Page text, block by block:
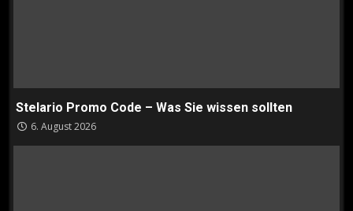
Stelario Promo Code – Was Sie wissen sollten
6. August 2026